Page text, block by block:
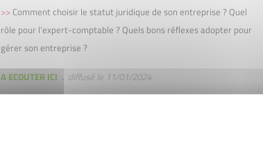
>>Comment choisir le statut juridique de son entreprise ? Quel
rôle pour l’expert-comptable ? Quels bons réflexes adopter pour
gérer son entreprise ?
A ECOUTER ICI . diffusé le 11/01/2024